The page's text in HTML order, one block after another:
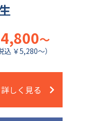
4,800～
込 ￥5,280～）
しく見る